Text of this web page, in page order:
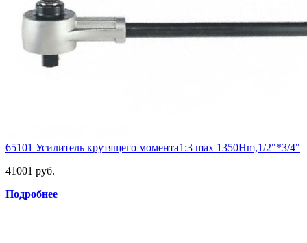
65101 Усилитель крутящего момента1:3 max 1350Hm,1/2"*3/4"
41001 руб.
Подробнее